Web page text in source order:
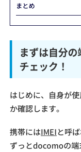
まとめ
まずは自分
チェック！
はじめに、自身が
か確認します。
携帯にはIMEIと呼
ずっとdocomoの